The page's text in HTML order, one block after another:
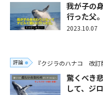
我が子の
行った父
2023.10.07
評論 『クジラのハナコ 改訂
驚くべき
して、ジ